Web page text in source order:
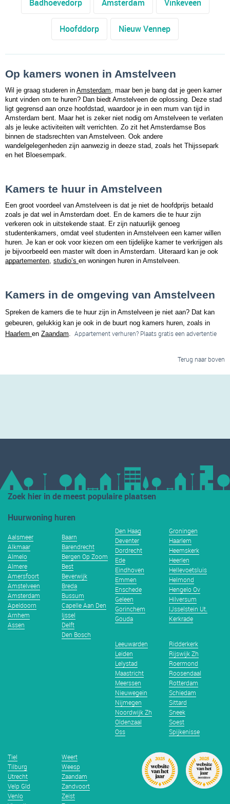
Badhoevedorp Amsterdam Vinkeveen
Hoofddorp Nieuw Vennep
Op kamers wonen in Amstelveen
Wil je graag studeren in Amsterdam, maar ben je bang dat je geen kamer
kunt vinden om te huren? Dan biedt Amstelveen de oplossing. Deze stad
ligt gegrensd aan onze hoofdstad, waardoor je in een mum van tijd in
Amsterdam bent. Maar het is zeker niet nodig om Amstelveen te verlaten
als je leuke activiteiten wilt verrichten. Zo zit het Amsterdamse Bos
binnen de stadsrechten van Amstelveen. Ook andere
wandelgelegenheden zijn aanwezig in deeze stad, zoals het Thijssepark
en het Bloesempark.
Kamers te huur in Amstelveen
Een groot voordeel van Amstelveen is dat je niet de hoofdprijs betaald
zoals je dat wel in Amsterdam doet. En de kamers die te huur zijn
verkeren ook in uitstekende staat. Er zijn natuurlijk genoeg
studentenkamers, omdat veel studenten in Amstelveen een kamer willen
huren. Je kan er ook voor kiezen om een tijdelijke kamer te verkrijgen als
appartementen, studio’s en woningen huren in Amstelveen.
Kamers in de omgeving van Amstelveen
Spreken de kamers die te huur zijn in Amstelveen je niet aan? Dat kan
Haarlem en Zaandam. Appartement verhuren? Plaats gratis een advertentie
Terug naar boven
Zoek hier in de meest populaire plaatsen
Huurwoning huren
Aalsmeer
Alkmaar
Almelo
Almere
Amersfoort
Amstelveen
Amsterdam
Apeldoorn
Arnhem
Assen
Baarn
Barendrecht
Bergen Op Zoom
Best
Beverwijk
Breda
Bussum
Capelle Aan Den
Ijssel
Delft
Den Bosch
Den Haag
Deventer
Dordrecht
Ede
Eindhoven
Emmen
Enschede
Geleen
Gorinchem
Gouda
Groningen
Haarlem
Heemskerk
Heerlen
Hellevoetsluis
Helmond
Hengelo Ov
Hilversum
IJsselstein Ut.
Kerkrade
Leeuwarden
Leiden
Lelystad
Maastricht
Meerssen
Nieuwegein
Nijmegen
Noordwijk Zh
Oldenzaal
Oss
Ridderkerk
Rijswijk Zh
Roermond
Roosendaal
Rotterdam
Schiedam
Sittard
Sneek
Soest
Spijkenisse
Tiel
Tilburg
Utrecht
Velp Gld
Venlo
Weert
Weesp
Zaandam
Zandvoort
Zeist